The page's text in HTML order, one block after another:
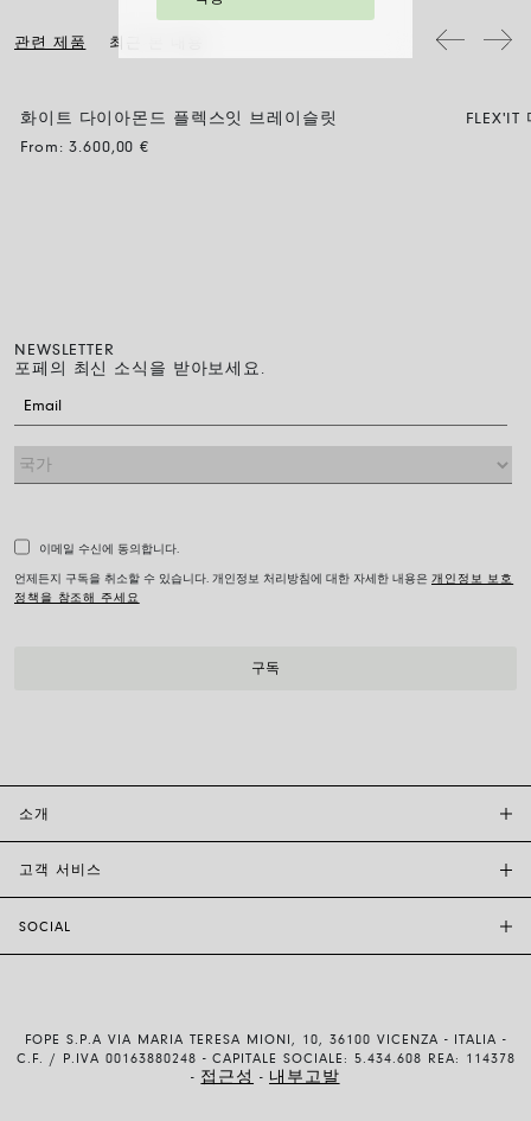
구어 자연 건조시켜 주십시오.
관련 제품 최근 본 내용
화이트 다이아몬드 플렉스잇 브레이슬릿
From:3.600,00€
NEWSLETTER
포페의 최신 소식을 받아보세요.
이메일 수신에 동의합니다.
언제든지 구독을 취소할 수 있습니다. 개인정보 처리방침에 대한 자세한 내용은 개인정보 보호
정책을 참조해 주세요
소개
고객 서비스
배송 및 반품
SOCIAL
YOUTUBE
FOPE S.P.A VIA MARIA TERESA MIONI, 10, 36100 VICENZA - ITALIA -
C.F. / P.IVA 00163880248 - CAPITALE SOCIALE: 5.434.608 REA: 114378
- 접근성 - 내부고발